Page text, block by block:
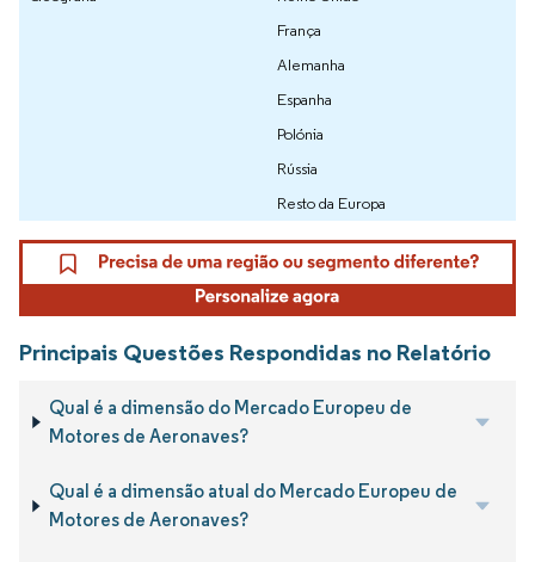
França
Alemanha
Espanha
Polónia
Rússia
Resto da Europa
Principais Questões Respondidas no Relatório
Qual é a dimensão do Mercado Europeu de
Motores de Aeronaves?
Qual é a dimensão atual do Mercado Europeu de
Motores de Aeronaves?